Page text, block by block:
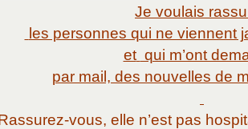
Je voulais
les personnes qui ne viennent
et qui m’ont
par mail, des nouvelles de
vous, elle n’est pas